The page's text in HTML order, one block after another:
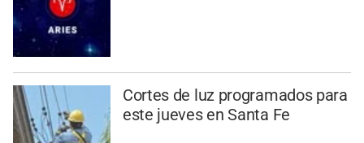
Cortes de luz programados para
este jueves en Santa Fe